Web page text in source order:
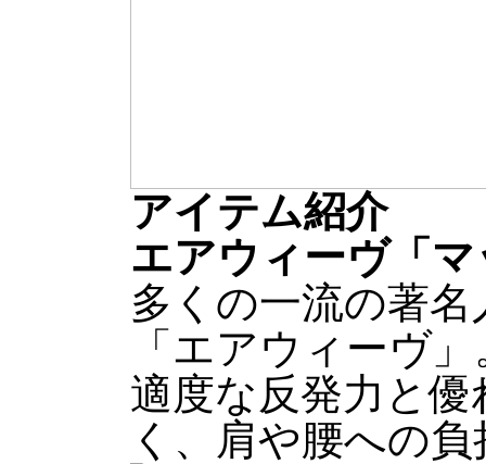
アイテム紹介
エアウィーヴ「
多くの一流の著
「エアウィーヴ」
適度な反発力と
く、肩や腰への